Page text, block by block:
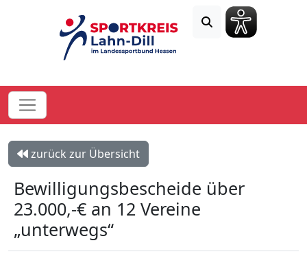
zurück zur Übersicht
Bewilligungsbescheide über
23.000,-€ an 12 Vereine
„unterwegs“